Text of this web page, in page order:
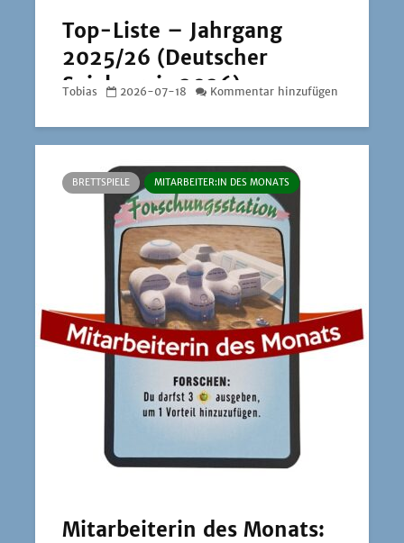
Top-Liste – Jahrgang
2025/26 (Deutscher
Spielepreis 2026)
Tobias 2026-07-18 Kommentar hinzufügen
BRETTSPIELE MITARBEITER:IN DES MONATS
Mitarbeiterin des Monats: